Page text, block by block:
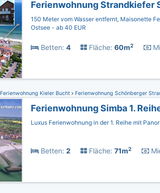
Ferienwohnung Strandkiefer
150 Meter vom Wasser entfernt, Maisonette
Ostsee - ab 40 EUR
Betten: 4 Fläche: 60m2
Ferienwohnung Kieler Bucht Ferienwohnung Schönberger
Ferienwohnung Simba 1.
Luxus Ferienwohnung in der 1. Reihe mit
Betten: 2 Fläche: 71m2